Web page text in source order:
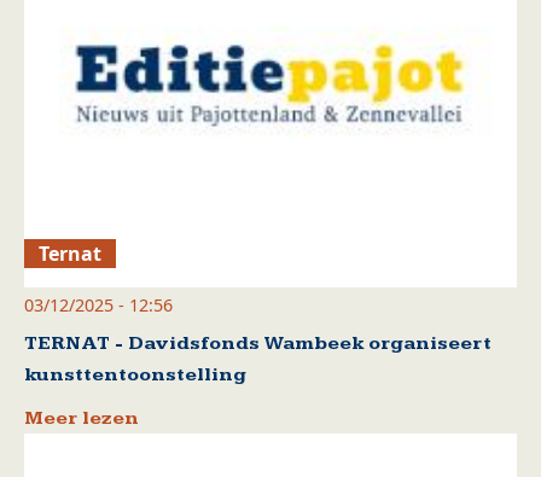
Ternat
03/12/2025 - 12:56
TERNAT - Davidsfonds Wambeek organiseert
kunsttentoonstelling
Meer lezen